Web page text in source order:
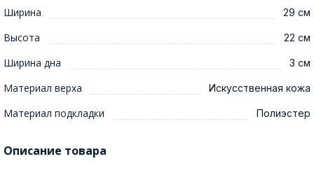
Ширина 29 см
Высота 22 см
Ширина дна 3 см
Материал верха Искусственная кожа
Материал подкладки Полиэстер
Описание товара